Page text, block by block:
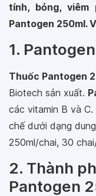
tính, bỏng, viêm
Pantogen 250ml.
1.
Thuốc Pantogen
Biotech sản xuất.
các vitamin B và
chế dưới dạng
250ml/chai, 30
2. Thành
Pantogen